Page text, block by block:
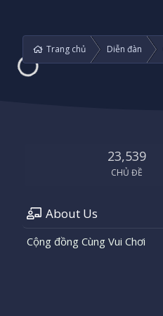
Trang chủ Diễn đàn
23,539
CHỦ ĐỀ
About Us
Cộng đồng Cùng Vui Chơi